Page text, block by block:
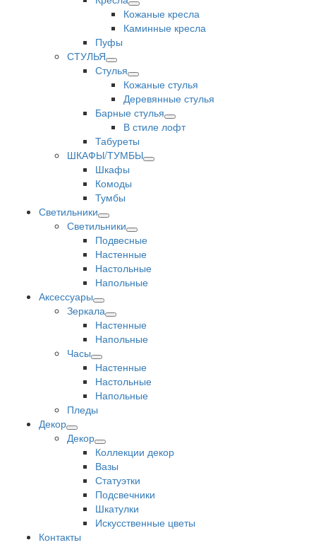
Кожаные кресла
Каминные кресла
Пуфы
СТУЛЬЯ
Стулья
Кожаные стулья
Деревянные стулья
Барные стулья
В стиле лофт
Табуреты
ШКАФЫ/ТУМБЫ
Шкафы
Комоды
Тумбы
Светильники
Светильники
Подвесные
Настенные
Настольные
Напольные
Аксессуары
Зеркала
Настенные
Напольные
Часы
Настенные
Настольные
Напольные
Пледы
Декор
Декор
Коллекции декор
Вазы
Статуэтки
Подсвечники
Шкатулки
Искусственные цветы
Контакты